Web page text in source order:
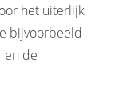
het uiterlijk
bijvoorbeeld
en de